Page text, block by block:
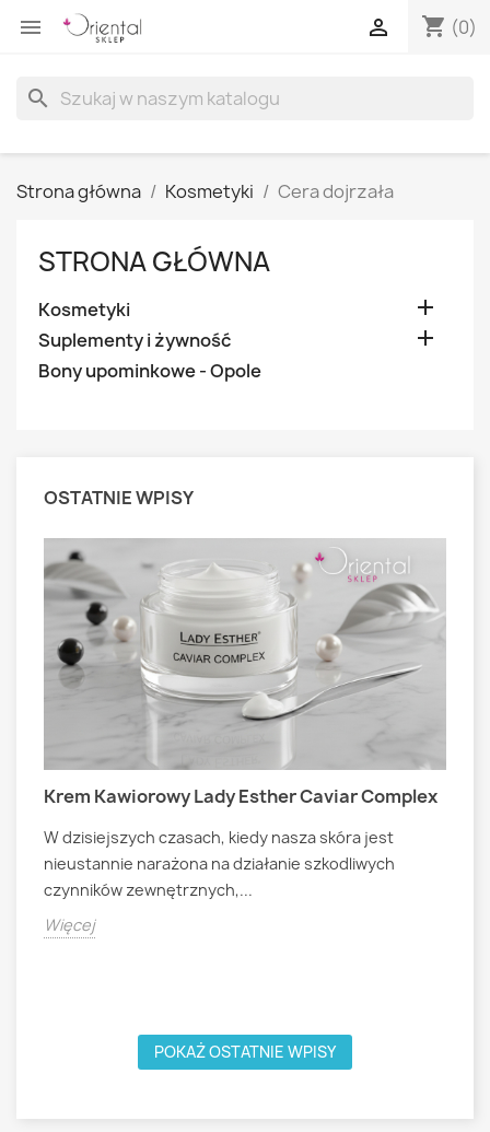
 shopping_cart (0)

search
Strona główna Kosmetyki Cera dojrzała
STRONA GŁÓWNA
Kosmetyki 
Suplementy i żywność 
Bony upominkowe - Opole
OSTATNIE WPISY
Krem Kawiorowy Lady Esther Caviar Complex
W dzisiejszych czasach, kiedy nasza skóra jest
nieustannie narażona na działanie szkodliwych
czynników zewnętrznych,...
Więcej
POKAŻ OSTATNIE WPISY